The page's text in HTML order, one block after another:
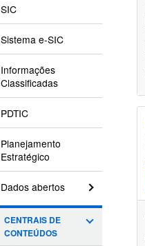
SIC
Sistema e-SIC
Informações
Classificadas
PDTIC
Planejamento
Estratégico
Dados abertos
CENTRAIS DE
CONTEÚDOS